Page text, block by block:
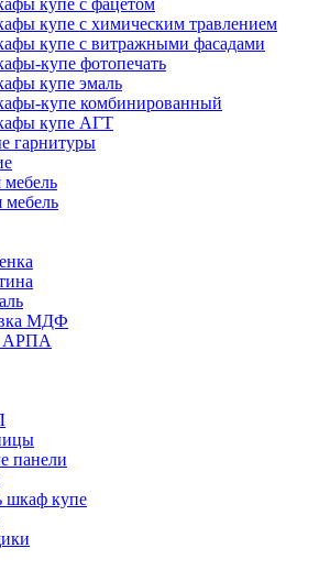
купе с фацетом
купе с химическим травлением
купе с витражными фасадами
купе фотопечать
купе эмаль
купе комбинированный
купе АГТ
гарнитуры
мебель
МДФ
АРПА
панели
шкаф купе